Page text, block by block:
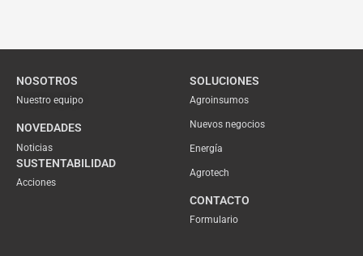
NOSOTROS
Nuestro equipo
NOVEDADES
Noticias
SUSTENTABILIDAD
Acciones
SOLUCIONES
Agroinsumos
Nuevos negocios
Energía
Agrotech
CONTACTO
Formulario